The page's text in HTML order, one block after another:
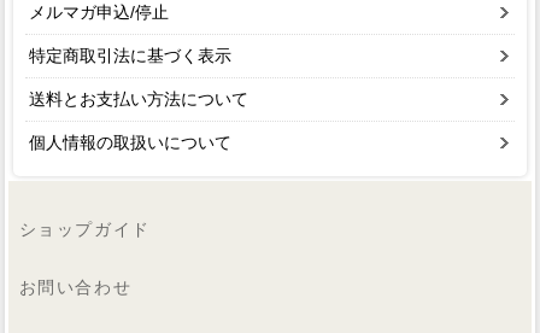
メルマガ申込/停止
特定商取引法に基づく表示
送料とお支払い方法について
個人情報の取扱いについて
ショップガイド
お問い合わせ